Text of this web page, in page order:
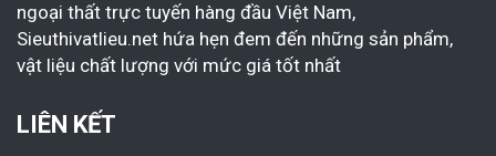
ngoại thất trực tuyến hàng đầu Việt Nam,
Sieuthivatlieu.net hứa hẹn đem đến những sản phẩm,
vật liệu chất lượng với mức giá tốt nhất
LIÊN KẾT